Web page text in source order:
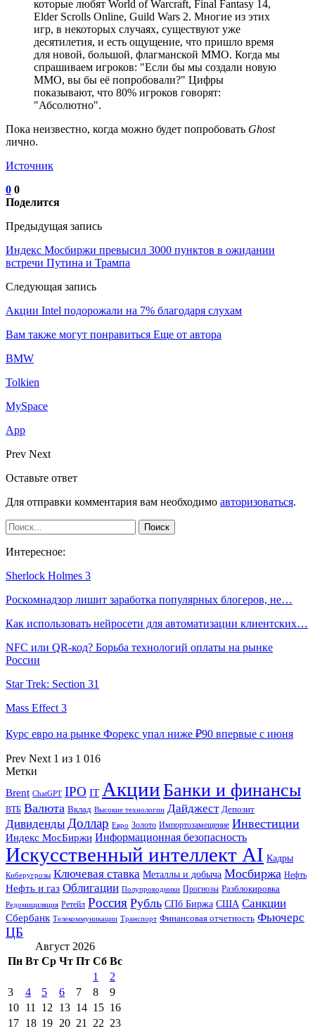
которые любят World of Warcraft, Final Fantasy 14,
Elder Scrolls Online, Guild Wars 2. Многие из этих
игр, в некоторых случаях, существуют уже
десятилетия, и есть ощущение, что пришло время
для новой, большой, флагманской MMO. Когда мы
спрашиваем игроков: "Если бы мы создали новую
MMO, вы бы её попробовали?" Цифры
показывают, что 80% игроков говорят:
"Абсолютно".
Пока неизвестно, когда можно будет попробовать Ghost
лично.
Источник
0 0
Поделится
Предыдущая запись
Индекс Мосбиржи превысил 3000 пунктов в ожидании
встречи Путина и Трампа
Следующая запись
Акции Intel подорожали на 7% благодаря слухам
Вам также могут понравиться Еще от автора
BMW
Tolkien
MySpace
App
Prev Next
Оставьте ответ
Для отправки комментария вам необходимо авторизоваться.
Интересное:
Sherlock Holmes 3
Роскомнадзор лишит заработка популярных блогеров, не…
Как использовать нейросети для автоматизации клиентских…
NFC или QR-код? Борьба технологий оплаты на рынке
России
Star Trek: Section 31
Mass Effect 3
Курс евро на рынке Форекс упал ниже ₽90 впервые с июня
Prev Next 1 из 1 016
Метки
Brent ChatGPT IPO IT АкцииБанки и финансы
ВТБ Валюта Вклад Высокие технологии Дайджест Депозит
Дивиденды Доллар Евро Золото Импортозамещение Инвестиции
Индекс МосБиржи Информационная безопасность
Искусственный интеллект AI Кадры
Киберугрозы Ключевая ставка Металлы и добыча Мосбиржа Нефть
Нефть и газ Облигации Полупроводники Прогнозы Разблокировка
Редомициляция Ретейл Россия Рубль СПб Биржа США Санкции
Сбербанк Телекоммуникации Транспорт Финансовая отчетность Фьючерс
ЦБ
Август 2026
Пн Вт Ср Чт Пт Сб Вс
1
2
3
4 5 6 7 8
9
10 11 12 13 14 15 16
17 18 19 20 21 22 23